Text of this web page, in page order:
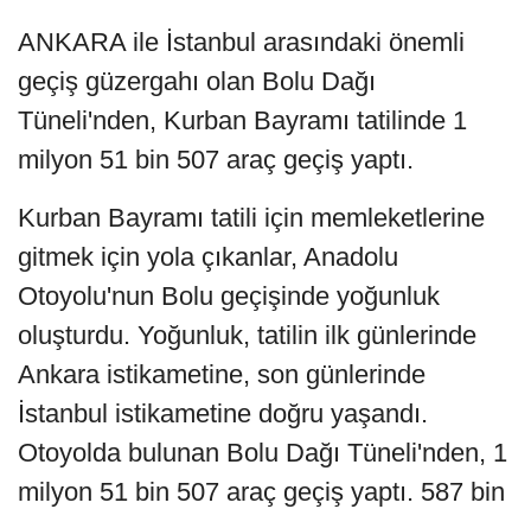
ANKARA ile İstanbul arasındaki önemli
geçiş güzergahı olan Bolu Dağı
Tüneli'nden, Kurban Bayramı tatilinde 1
milyon 51 bin 507 araç geçiş yaptı.
Kurban Bayramı tatili için memleketlerine
gitmek için yola çıkanlar, Anadolu
Otoyolu'nun Bolu geçişinde yoğunluk
oluşturdu. Yoğunluk, tatilin ilk günlerinde
Ankara istikametine, son günlerinde
İstanbul istikametine doğru yaşandı.
Otoyolda bulunan Bolu Dağı Tüneli'nden, 1
milyon 51 bin 507 araç geçiş yaptı. 587 bin